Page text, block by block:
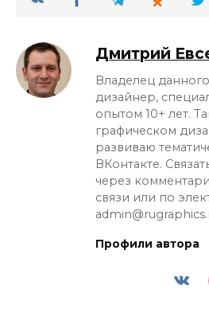
Дмитрий
Владелец
дизайнер,
опытом 10+ лет.
графическом
развиваю
ВКонтакте.
через
связи или по
Профили автора